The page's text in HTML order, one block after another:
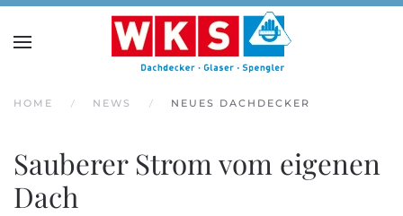
HOME NEWS NEUES DACHDECKER
Sauberer Strom vom eigenen
Dach